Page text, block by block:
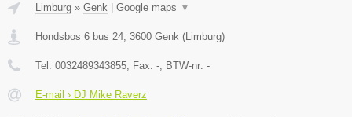
Limburg » Genk Google maps ▼
Hondsbos 6 bus 24, 3600 Genk (Limburg)
Tel: 0032489343855, Fax: -, BTW-nr: -
E-mail › DJ Mike Raverz